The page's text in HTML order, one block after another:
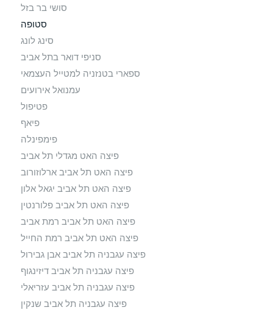
סושי בר בזל
סטופה
סינג לונג
סניפי דואר בתל אביב
ספארי בטנזניה למטייל העצמאי
עמנואל אירועים
פטיפול
פיאף
פימפינלה
פיצה האט מגדלי תל אביב
פיצה האט תל אביב ארלוזורוב
פיצה האט תל אביב יגאל אלון
פיצה האט תל אביב פלורנטין
פיצה האט תל אביב רמת אביב
פיצה האט תל אביב רמת החייל
פיצה עגבניה תל אביב אבן גבירול
פיצה עגבניה תל אביב דיזינגוף
פיצה עגבניה תל אביב עזריאלי
פיצה עגבניה תל אביב שנקין